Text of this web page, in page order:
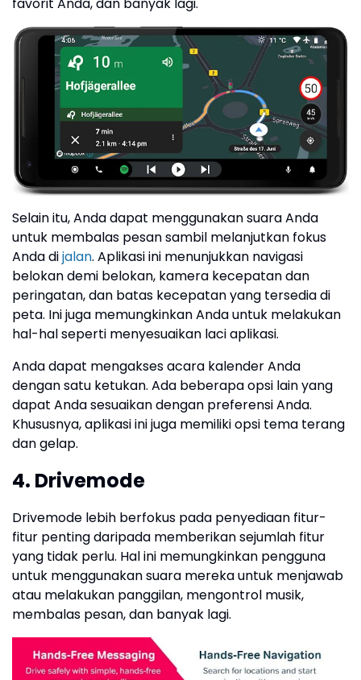
Selain itu, Anda dapat menggunakan suara Anda
untuk membalas pesan sambil melanjutkan fokus
Anda dijalan. Aplikasi ini menunjukkan navigasi
belokan demi belokan, kamera kecepatan dan
peringatan, dan batas kecepatan yang tersedia di
peta. Ini juga memungkinkan Anda untuk melakukan
hal-hal seperti menyesuaikan laci aplikasi.
Anda dapat mengakses acara kalender Anda
dengan satu ketukan. Ada beberapa opsi lain yang
dapat Anda sesuaikan dengan preferensi Anda.
Khususnya, aplikasi ini juga memiliki opsi tema terang
dan gelap.
4. Drivemode
Drivemode lebih berfokus pada penyediaan fitur-
fitur penting daripada memberikan sejumlah fitur
yang tidak perlu. Hal ini memungkinkan pengguna
untuk menggunakan suara mereka untuk menjawab
atau melakukan panggilan, mengontrol musik,
membalas pesan, dan banyak lagi.